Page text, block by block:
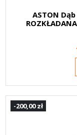
ASTON
-200,00 zł